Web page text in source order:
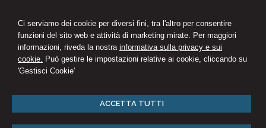
Ci serviamo dei cookie per diversi fini, tra l'altro per consentire
funzioni del sito web e attività di marketing mirate. Per maggiori
informazioni, riveda la nostra informativa sulla privacy e sui
cookie. Può gestire le impostazioni relative ai cookie, cliccando su
'Gestisci Cookie'
ACCETTA TUTTI